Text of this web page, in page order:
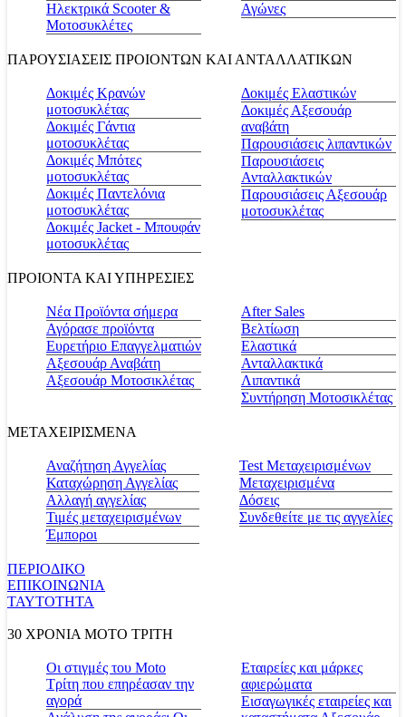
Ηλεκτρικά Scooter &
Μοτοσυκλέτες
Αγώνες
ΠΑΡΟΥΣΙΑΣΕΙΣ ΠΡΟΙΟΝΤΩΝ ΚΑΙ ΑΝΤΑΛΛΑΤΙΚΩΝ
Δοκιμές Κρανών
μοτοσυκλέτας
Δοκιμές Γάντια
μοτοσυκλέτας
Δοκιμές Μπότες
μοτοσυκλέτας
Δοκιμές Παντελόνια
μοτοσυκλέτας
Δοκιμές Jacket - Μπουφάν
μοτοσυκλέτας
Δοκιμές Ελαστικών
Δοκιμές Αξεσουάρ
αναβάτη
Παρουσιάσεις λιπαντικών
Παρουσιάσεις
Ανταλλακτικών
Παρουσιάσεις Αξεσουάρ
μοτοσυκλέτας
ΠΡΟΙΟΝΤΑ ΚΑΙ ΥΠΗΡΕΣΙΕΣ
Νέα Προϊόντα σήμερα
Αγόρασε προϊόντα
Ευρετήριο Επαγγελματιών
Αξεσουάρ Αναβάτη
Αξεσουάρ Μοτοσικλέτας
Αfter Sales
Βελτίωση
Ελαστικά
Ανταλλακτικά
Λιπαντικά
Συντήρηση Μοτοσικλέτας
ΜΕΤΑΧΕΙΡΙΣΜΕΝΑ
Αναζήτηση Αγγελίας
Καταχώρηση Αγγελίας
Αλλαγή αγγελίας
Τιμές μεταχειρισμένων
Έμποροι
Test Μεταχειρισμένων
Μεταχειρισμένα
Δόσεις
Συνδεθείτε με τις αγγελίες
ΠΕΡΙΟΔΙΚΟ
ΕΠΙΚΟΙΝΩΝΙΑ
ΤΑΥΤΟΤΗΤΑ
30 ΧΡΟΝΙΑ MOTO ΤΡΙΤΗ
Οι στιγμές του Moto
Τρίτη που επηρέασαν την
αγορά
Εταιρείες και μάρκες
αφιερώματα
Εισαγωγικές εταιρείες και